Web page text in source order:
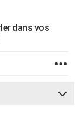
dans vos